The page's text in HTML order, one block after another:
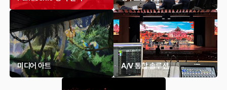
미디어 아트 A/V 통합 솔루션